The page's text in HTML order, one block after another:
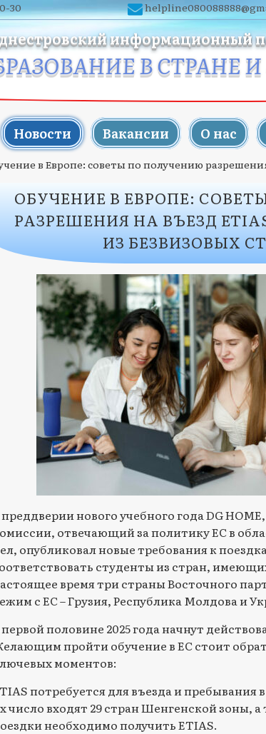
30
информационный
В СТРАНЕ
Новости Вакансии О нас
в Европе: советы по получению
ОБУЧЕНИЕ В ЕВРОПЕ:
РАЗРЕШЕНИЯ НА ВЪЕЗД
ИЗ БЕЗВИЗОВЫХ
нового учебного года DG
отвечающий за политику ЕС в
опубликовал новые требования к
студенты из стран,
время три страны Восточного
с ЕС – Грузия, Республика Молдова и
половине 2025 года начнут
пройти обучение в ЕС стоит
моментов:
потребуется для въезда и пребывания
число входят 29 стран Шенгенской зоны,
необходимо получить ETIAS.